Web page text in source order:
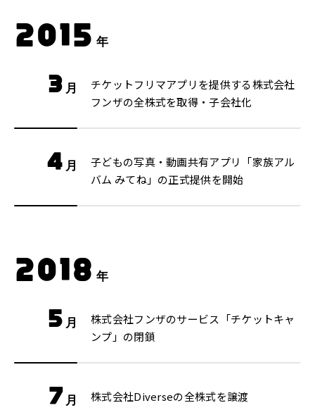
2015 年
3 月
チケットフリマアプリを提供する株式会社
フンザの全株式を取得・子会社化
4 月
子どもの写真・動画共有アプリ「家族アル
バム みてね」の正式提供を開始
2018 年
5 月
株式会社フンザのサービス「チケットキャ
ンプ」の閉鎖
7 月 株式会社Diverseの全株式を譲渡